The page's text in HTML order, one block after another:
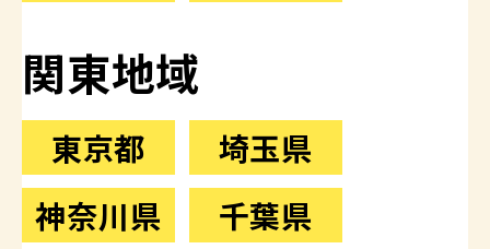
関東地域
東京都
埼玉県
神奈川県
千葉県